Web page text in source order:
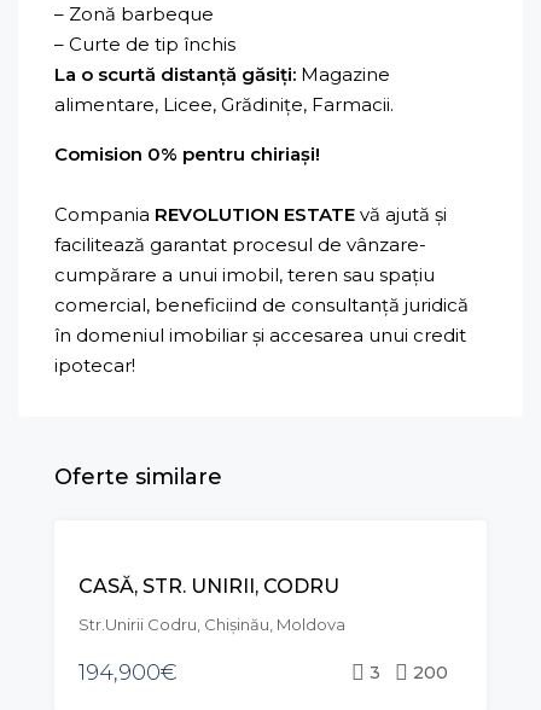
– Zonă barbeque
– Curte de tip închis
La o scurtă distanță găsiți: Magazine
alimentare, Licee, Grădinițe, Farmacii.
Comision 0% pentru chiriași!
Compania REVOLUTION ESTATE vă ajută și
facilitează garantat procesul de vânzare-
cumpărare a unui imobil, teren sau spațiu
comercial, beneficiind de consultanță juridică
în domeniul imobiliar și accesarea unui credit
ipotecar!
Oferte similare
CASĂ, STR. UNIRII, CODRU
Str.Unirii Codru, Chișinău, Moldova
194,900€ 3 200